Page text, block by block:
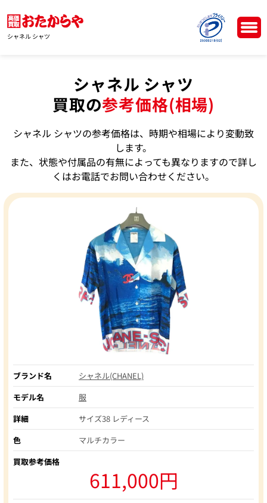
シャネル シャツ
シャネル シャツ
買取の参考価格(相場)
シャネル シャツの参考価格は、時期や相場により変動致
します。
また、状態や付属品の有無によっても異なりますので詳し
くはお電話でお問い合わせください。
ブランド名
シャネル(CHANEL)
モデル名
服
詳細
サイズ38 レディース
色
マルチカラー
買取参考価格
611,000円